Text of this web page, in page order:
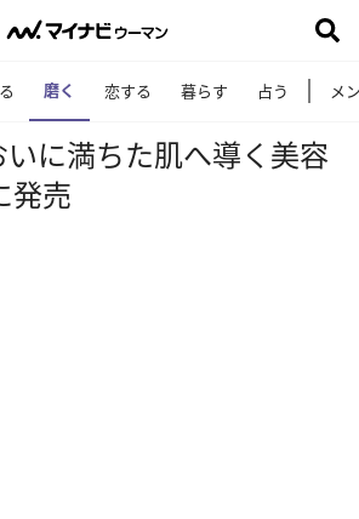
磨く 恋する 暮らす 占う メ
に満ちた肌へ導く美容
発売